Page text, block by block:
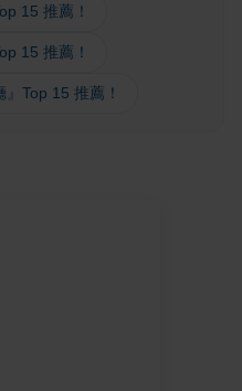
15 推薦！
15 推薦！
Top 15 推薦！